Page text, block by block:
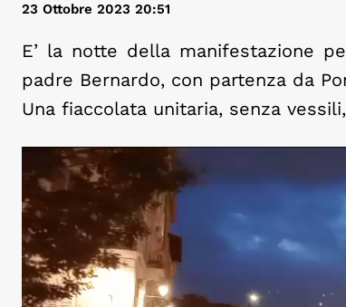
23 Ottobre 2023 20:51
E’ la notte della manifestazione
padre Bernardo, con partenza da
Una fiaccolata unitaria, senza